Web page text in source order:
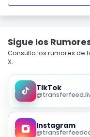
Sigue los
Consulta los rumores de
X.
TikTok
Instagram